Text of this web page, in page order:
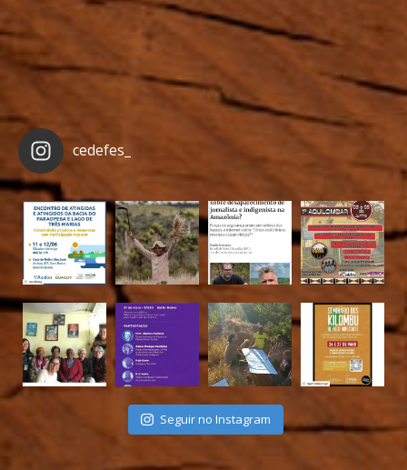
cedefes_
Seguir no Instagram